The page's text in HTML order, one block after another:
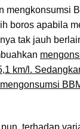
mengkonsumsi
boros apabila
tak jauh
km/l.